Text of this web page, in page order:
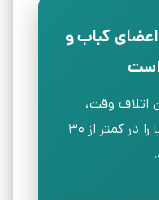
کباب و
اتلاف وقت،
ایده‌های اصلی کتاب‌های مهم دنیا را در کمتر از ۳۰